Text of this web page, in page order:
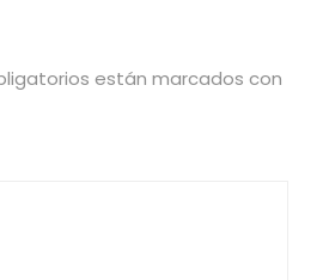
están marcados con